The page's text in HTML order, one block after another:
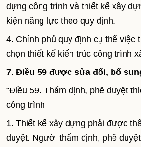
dựng công trình và thiết kế xây
kiện năng lực theo quy định.
4. Chính phủ quy định cụ thể việc
chọn thiết kế kiến trúc công trình
7. Điều 59 được sửa đổi, bổ
“Điều 59. Thẩm định, phê duyệt
công trình
1. Thiết kế xây dựng phải được
duyệt. Người thẩm định, phê